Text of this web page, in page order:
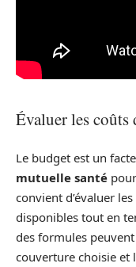
Évaluer les coûts
Le budget est un
mutuelle santé
convient d’évaluer
disponibles tout en
des formules
couverture choisie et